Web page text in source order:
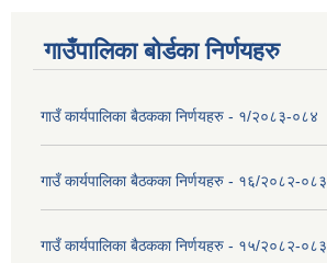
गाउँपालिका बोर्डका निर्णयहरु
गाउँ कार्यपालिका बैठकका निर्णयहरु - १/२०८३-०८४
गाउँ कार्यपालिका बैठकका निर्णयहरु - १६/२०८२-०८३
गाउँ कार्यपालिका बैठकका निर्णयहरु - १५/२०८२-०८३